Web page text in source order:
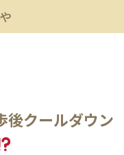
後クールダウン